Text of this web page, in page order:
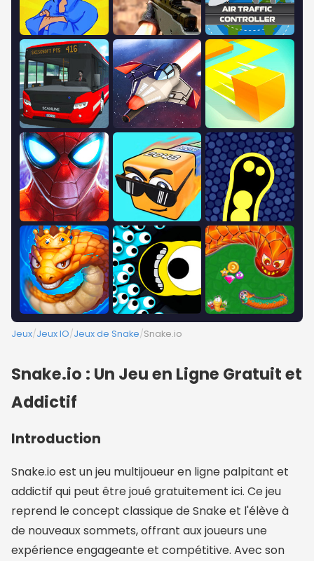
Jeux/Jeux IO/Jeux de Snake/Snake.io
Snake.io : Un Jeu en Ligne Gratuit et
Addictif
Introduction
Snake.io est un jeu multijoueur en ligne palpitant et
addictif qui peut être joué gratuitement ici. Ce jeu
reprend le concept classique de Snake et l'élève à
de nouveaux sommets, offrant aux joueurs une
expérience engageante et compétitive. Avec son